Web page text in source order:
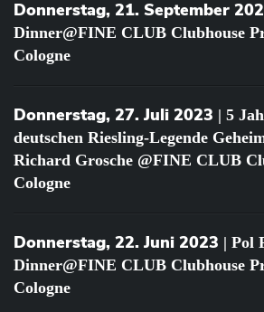
Donnerstag, 21. September
Dinner@FINE CLUB Clubhouse
Cologne
Donnerstag, 27. Juli 2023 | 5
deutschen Riesling-Legende
Richard Grosche @FINE CLUB
Cologne
Donnerstag, 22. Juni 2023 | Pol
Dinner@FINE CLUB Clubhouse
Cologne